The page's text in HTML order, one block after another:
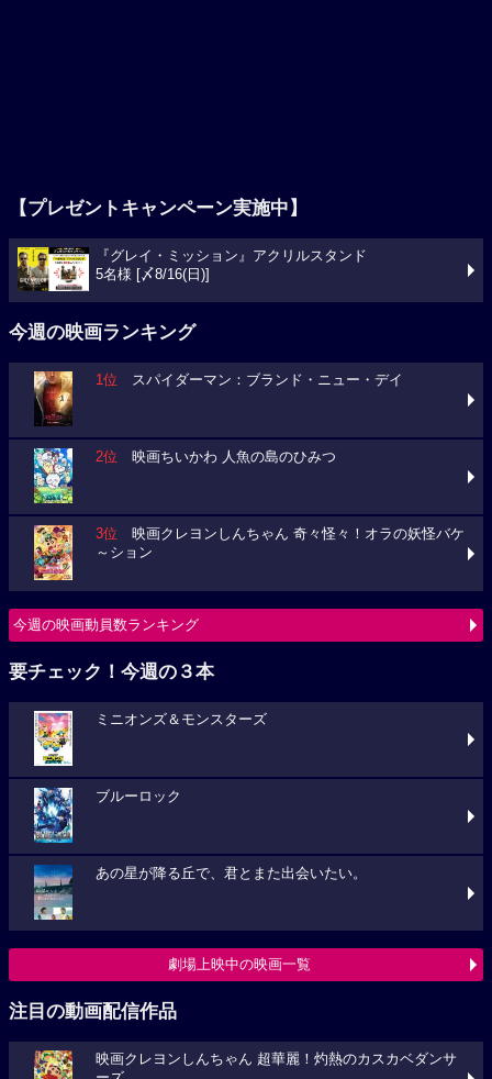
【プレゼントキャンペーン実施中】
『グレイ・ミッション』アクリルスタンド
5名様 [〆8/16(日)]
今週の映画ランキング
1位 スパイダーマン：ブランド・ニュー・デイ
2位 映画ちいかわ 人魚の島のひみつ
3位 映画クレヨンしんちゃん 奇々怪々！オラの妖怪バケ
～ション
今週の映画動員数ランキング
要チェック！今週の３本
ミニオンズ＆モンスターズ
ブルーロック
あの星が降る丘で、君とまた出会いたい。
劇場上映中の映画一覧
注目の動画配信作品
映画クレヨンしんちゃん 超華麗！灼熱のカスカベダンサ